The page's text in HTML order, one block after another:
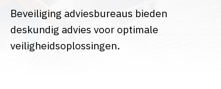
Beveiliging adviesbureaus bieden
deskundig advies voor optimale
veiligheidsoplossingen.